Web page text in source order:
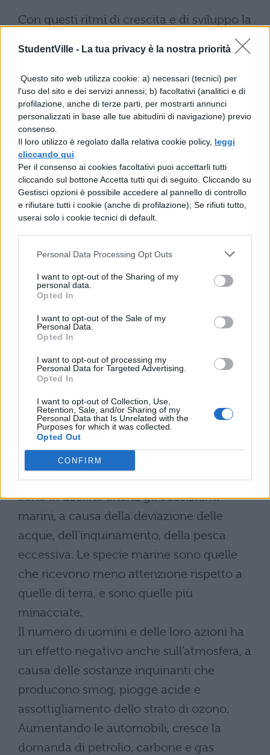
StudentVille - La tua privacy è la nostra priorità
Questo sito web utilizza cookie: a) necessari (tecnici) per
l'uso del sito e dei servizi annessi; b) facoltativi (analitici e di
profilazione, anche di terze parti, per mostrarti annunci
personalizzati in base alle tue abitudini di navigazione) previo
consenso.
Il loro utilizzo è regolato dalla relativa cookie policy, leggi
cliccando qui
Per il consenso ai cookies facoltativi puoi accettarli tutti
cliccando sul bottone Accetta tutti qui di seguito. Cliccando su
Gestisci opzioni è possibile accedere al pannello di controllo
e rifiutare tutti i cookie (anche di profilazione); Se rifiuti tutto,
userai solo i cookie tecnici di default.
Personal Data Processing Opt Outs
I want to opt-out of the Sharing of my
personal data.
Opted In
I want to opt-out of the Sale of my
Personal Data.
Opted In
I want to opt-out of processing my
Personal Data for Targeted Advertising.
Opted In
I want to opt-out of Collection, Use,
Retention, Sale, and/or Sharing of my
Personal Data that Is Unrelated with the
Purposes for which it was collected.
Opted Out
CONFIRM
Con questi ritmi di crescita e di sviluppo la
potrebbe essere risolto con investimenti nel
sociale, utilizzo di tecnologie appropriate,
istruzione, sviluppo sostenibile,
diminuzione dei consumi. Con
procedimenti più efficienti nella
produzione e lavorazione si può ridurre la
quantità di legna raccolta, e con una
politica che faccia pagare i danni della
deforestazione si può limitare la domanda
di prodotti del legno.
Accanto al problema dei disboscamenti
abbiamo quello della scomparsa di specie
tra animali, insetti e piante. Ciò è dovuto
all’alto tasso di densità di esseri umani e dal
loro comportamento. Con la distruzione
delle foreste pluviali scompaiono anche le
specie che le abitavano; con la bonifica
molti insetti utili vengono uccisi dai
pesticidi utilizzati nell’agricoltura, i quali
eliminano anche funghi e microrganismi
presenti nel suolo.
Sono in declino anche gli ecosistemi
marini, a causa della deviazione delle
acque, dell’inquinamento, della pesca
eccessiva. Le specie marine sono quelle
che ricevono meno attenzione rispetto a
quelle di terra, e sono quelle più
minacciate.
Il numero di uomini e delle loro azioni ha
un effetto negativo anche sull’atmosfera, a
causa delle sostanze inquinanti che
producono smog, piogge acide e
assottigliamento dello strato di ozono.
Aumentando le automobili, cresce la
domanda di petrolio, carbone e gas